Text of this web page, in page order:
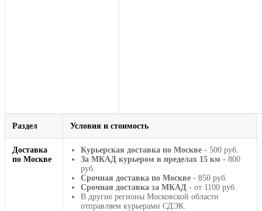
Раздел Условия и стоимость
Доставка
по Москве
Курьерская доставка по Москве - 500 руб.
За МКАД курьером в пределах 15 км - 800
руб.
Срочная доставка по Москве - 850 руб.
Срочная доставка за МКАД - от 1100 руб.
В другие регионы Московской области
отправляем курьерами СДЭК.